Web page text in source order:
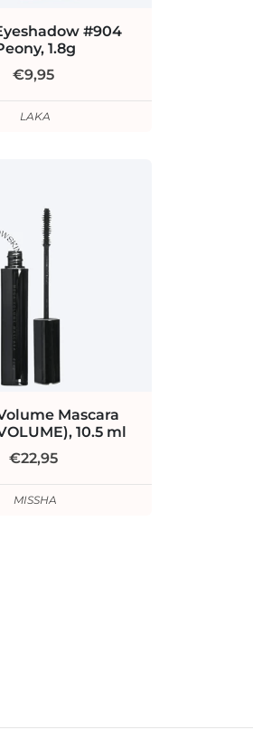
#904
1.8g
€9,95
LAKA
Mascara
10.5 ml
€22,95
MISSHA